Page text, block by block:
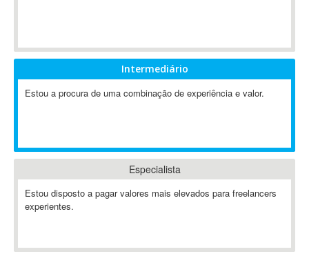
ABIS
Ableton
Ableton Live
Abstract Window Toolkit (AWT)
AC Drives
AC3
Intermediário
Estou a procura de uma combinação de experiência e valor.
Especialista
Estou disposto a pagar valores mais elevados para freelancers
experientes.